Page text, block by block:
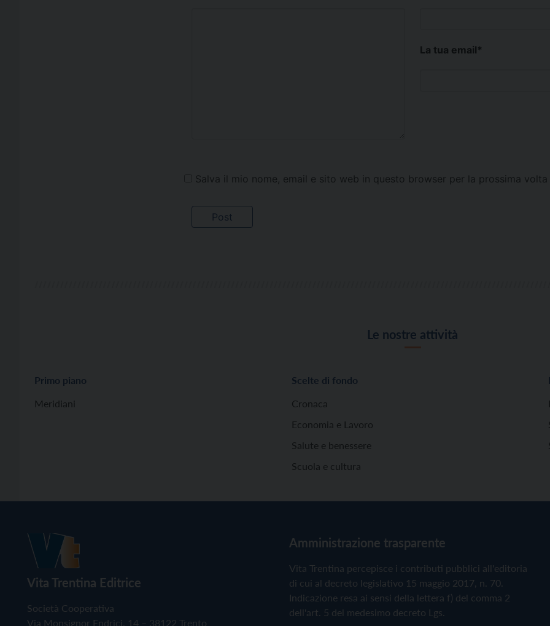
La tua email*
Salva il mio nome, email e sito web in questo browser per la prossima
Le nostre attività
Primo piano
Meridiani
Scelte di fondo
Cronaca
Economia e Lavoro
Salute e benessere
Scuola e cultura
Vita Trentina Editrice
Società Cooperativa
Via Monsignor Endrici, 14 – 38122 Trento
Amministrazione trasparente
Vita Trentina percepisce i contributi pubblici all'editoria
di cui al decreto legislativo 15 maggio 2017, n. 70.
Indicazione resa ai sensi della lettera f) del comma 2
dell'art. 5 del medesimo decreto Lgs.